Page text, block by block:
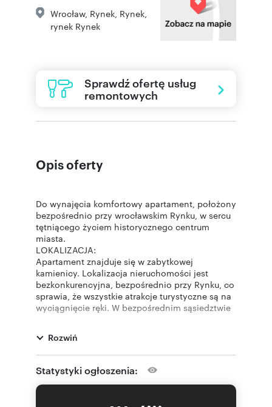
Wrocław, Rynek Rynek
rynek Rynek
Sprawdź ofertę usług
remontowych
Opis oferty
Do wynajęcia komfortowy apartament, położony
bezpośrednio przy wrocławskim Rynku, w sercu
tętniącego życiem historycznego centrum
miasta.
LOKALIZACJA:
Apartament znajduje się w zabytkowej
kamienicy. Lokalizacja nieruchomości jest
bezkonkurencyjna, bezpośrednio przy Rynku, co
sprawia, że wszystkie atrakcje turystyczne są na
wyciągnięcie ręki. W bezpośrednim sąsiedztwie
liczne restauracje, kawiarnie i sklepy. Bliskość
Ostrowa Tumskiego, Panoramy Racławickiej oraz
wielu innych kulturowych i historycznych
atrakcji sprawia, że apartament jest idealną bazą
do eksploracji miasta i odkrywania jego
Rozwiń
Statystyki ogłoszenia: